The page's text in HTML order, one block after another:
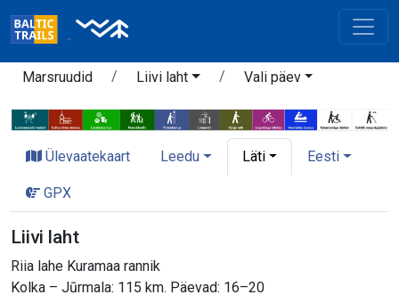
Marsruudid Liivi laht Vali päev
Ülevaatekaart Leedu Läti Eesti
GPX
Liivi laht
Riia lahe Kuramaa rannik
Kolka – Jūrmala: 115 km. Päevad: 16–20